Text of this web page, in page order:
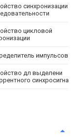
синхронизации м-
цикловой
импульсов
дл выделени
синхросигнала